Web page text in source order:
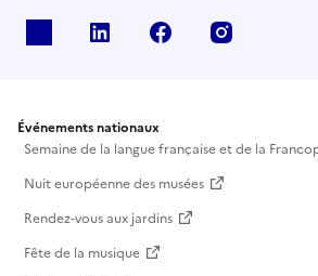
Linkedin Facebook
Événements nationaux
Semaine de la langue française et de la
Nuit européenne des musées
Rendez-vous aux jardins
Fête de la musique